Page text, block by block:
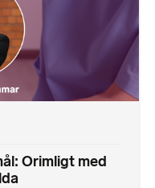
Orimligt med